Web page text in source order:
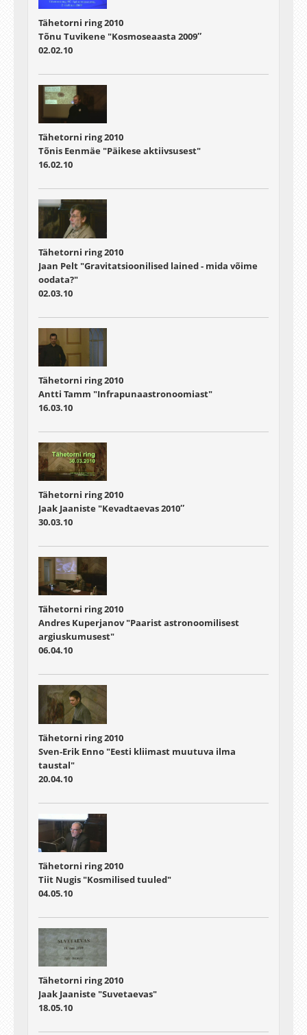
Tähetorni ring 2010
Tõnu Tuvikene "Kosmoseaasta 2009″
02.02.10
Tähetorni ring 2010
Tõnis Eenmäe "Päikese aktiivsusest"
16.02.10
Tähetorni ring 2010
Jaan Pelt "Gravitatsioonilised lained - mida võime
oodata?"
02.03.10
Tähetorni ring 2010
Antti Tamm "Infrapunaastronoomiast"
16.03.10
Tähetorni ring 2010
Jaak Jaaniste "Kevadtaevas 2010″
30.03.10
Tähetorni ring 2010
Andres Kuperjanov "Paarist astronoomilisest
argiuskumusest"
06.04.10
Tähetorni ring 2010
Sven-Erik Enno "Eesti kliimast muutuva ilma
taustal"
20.04.10
Tähetorni ring 2010
Tiit Nugis "Kosmilised tuuled"
04.05.10
Tähetorni ring 2010
Jaak Jaaniste "Suvetaevas"
18.05.10